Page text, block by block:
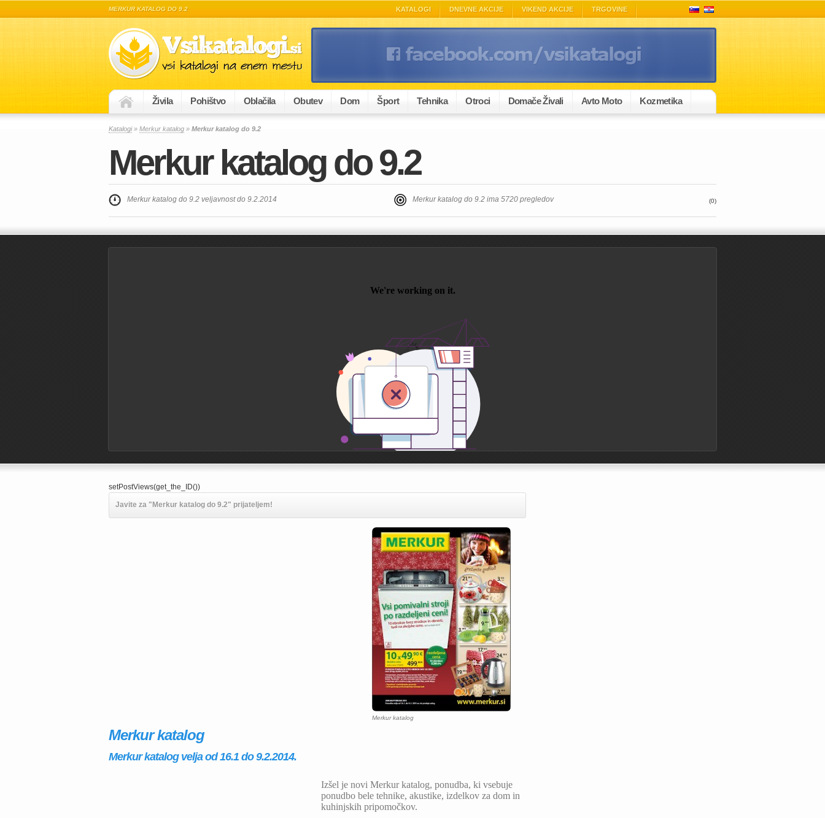
MERKUR KATALOG DO 9.2 KATALOGI DNEVNE AKCIJE VIKEND AKCIJE TRGOVINE
Živila Pohištvo Oblačila Obutev Dom Šport Tehnika Otroci Domače Živali Avto Moto Kozmetika
Katalogi» Merkur katalog » Merkur katalog do 9.2
Merkur katalog do 9.2
Merkur katalog do 9.2 veljavnost do 9.2.2014 Merkur katalog do 9.2 ima 5720 pregledov (0)
setPostViews(get_the_ID())
Javite za "Merkur katalog do 9.2" prijateljem!
Merkur katalog
Merkur katalog
Merkur katalog velja od 16.1 do 9.2.2014.
Izšel je novi Merkur katalog, ponudba, ki vsebuje
ponudbo bele tehnike, akustike, izdelkov za dom in
kuhinjskih pripomočkov.